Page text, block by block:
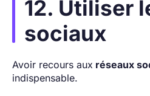
12. Utiliser
sociaux
Avoir recours aux réseaux
indispensable.